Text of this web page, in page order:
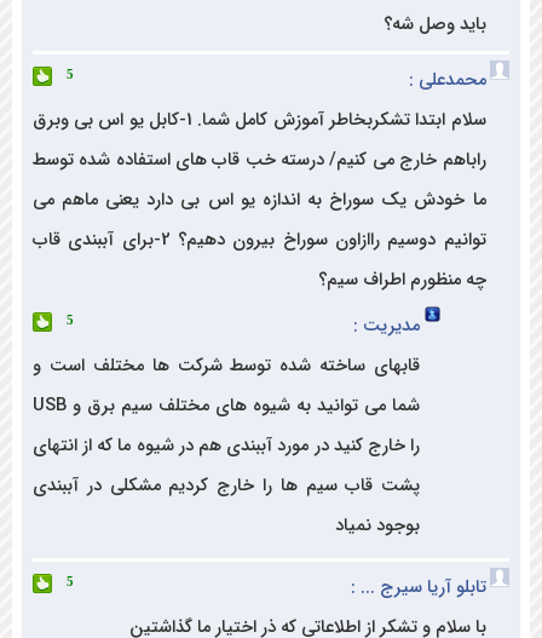
وصل شه؟
:
سلام ابتدا تشکربخاطر آموزش کامل شما. 1-کابل یو اس بی وبرق
خارج می کنیم/ درسته خب قاب های استفاده شده توسط
یک سوراخ به اندازه یو اس بی دارد یعنی ماهم می
توانیم دوسیم راازاون سوراخ بیرون دهیم؟ 2-برای آببندی قاب
اطراف سیم؟
مدیریت :
قابهای ساخته شده توسط شرکت ها مختلف است و
شما می توانید به شیوه های مختلف سیم برق و USB
را خارج کنید در مورد آببندی هم در شیوه ما که از انتهای
پشت قاب سیم ها را خارج کردیم مشکلی در آببندی
بوجود نمیاد
آریا سیرج ... :
و تشکر از اطلاعاتی که ذر اختیار ما گذاشتین